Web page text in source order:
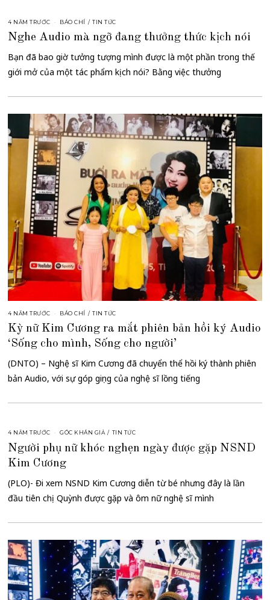
4 NĂM TRƯỚC BÁO CHÍ / TIN TỨC
Nghe Audio mà ngỡ đang thưởng thức kịch nói
Bạn đã bao giờ tưởng tượng mình được là một phần trong thế
giới mở của một tác phẩm kịch nói? Bằng việc thưởng
4 NĂM TRƯỚC BÁO CHÍ / TIN TỨC
Kỳ nữ Kim Cương ra mắt phiên bản hồi ký Audio
‘Sống cho mình, Sống cho người’
(DNTO) – Nghệ sĩ Kim Cương đã chuyển thể hồi ký thành phiên
bản Audio, với sự góp giọng của nghệ sĩ lồng tiếng
4 NĂM TRƯỚC GÓC KHÁN GIẢ / TIN TỨC
Người phụ nữ khóc nghẹn ngày được gặp NSND
Kim Cương
(PLO)- Đi xem NSND Kim Cương diễn từ bé nhưng đây là lần
đầu tiên chị Quỳnh được gặp và ôm nữ nghệ sĩ mình